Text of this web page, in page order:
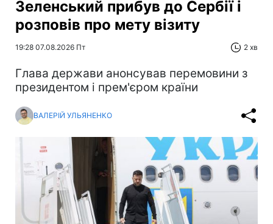
Зеленський прибув до Сербії і
розповів про мету візиту
19:28 07.08.2026 Пт 2 хв
Глава держави анонсував перемовини з
президентом і прем'єром країни
ВАЛЕРІЙ УЛЬЯНЕНКО